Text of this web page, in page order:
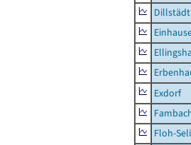
Dillstädt
Exdorf
Floh-